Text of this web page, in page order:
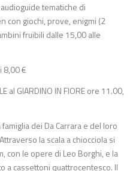
tematiche di
con giochi, prove, enigmi (2
fruibili dalle 15,00 alle
8,00 €
al GIARDINO IN FIORE ore 11.00,
dei Da Carrara e del loro
la scala a chiocciola si
con le opere di Leo Borghi, e la
a cassettoni quattrocentesco. Il